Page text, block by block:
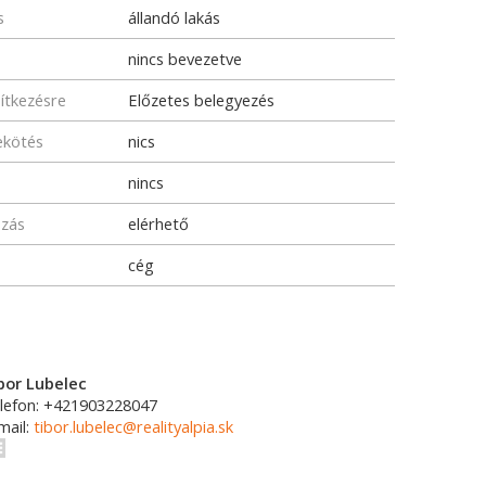
állandó lakás
nincs bevezetve
Előzetes belegyezés
nics
nincs
elérhető
cég
Lubelec
+421903228047
tibor.lubelec@realityalpia.sk